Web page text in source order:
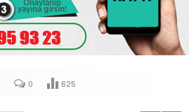
0 625